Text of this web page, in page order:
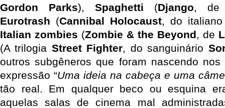
Gordon Parks), Spaghetti (Django,
Eurotrash (Cannibal Holocaust, do
Italian zombies (Zombie & the Beyond, de
(A trilogia Street Fighter, do sanguinário
outros subgêneros que foram nascendo
expressão “Uma ideia na cabeça e uma
tão real. Em qualquer beco ou esquina
aquelas salas de cinema mal